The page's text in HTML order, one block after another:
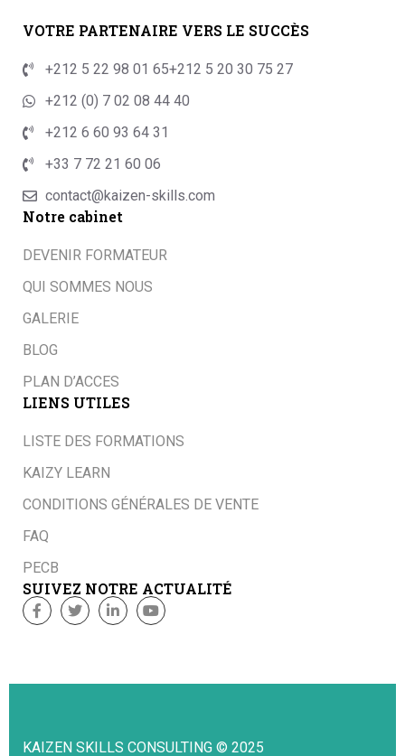
VOTRE PARTENAIRE VERS LE SUCCÈS
+212 5 22 98 01 65+212 5 20 30 75 27
+212 (0) 7 02 08 44 40
+212 6 60 93 64 31
+33 7 72 21 60 06
contact@kaizen-skills.com
Notre cabinet
DEVENIR FORMATEUR
QUI SOMMES NOUS
GALERIE
BLOG
PLAN D’ACCES
LIENS UTILES
LISTE DES FORMATIONS
KAIZY LEARN
CONDITIONS GÉNÉRALES DE VENTE
FAQ
PECB
SUIVEZ NOTRE ACTUALITÉ
KAIZEN SKILLS CONSULTING © 2025